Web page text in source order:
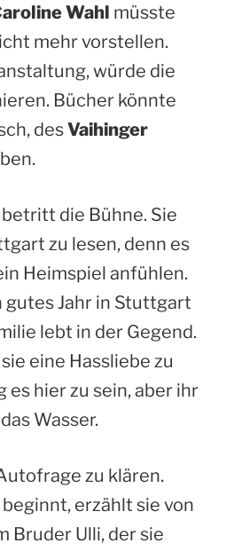
Wahl müsste
mehr vorstellen.
würde die
Bücher könnte
desVaihinger
betritt die Bühne. Sie
zu lesen, denn es
Heimspiel anfühlen.
gutes Jahr in Stuttgart
lebt in der Gegend.
eine Hassliebe zu
es hier zu sein, aber ihr
Wasser.
zu klären.
erzählt sie von
Bruder Ulli, der sie